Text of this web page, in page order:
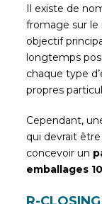
Il existe de
fromage sur le
objectif
longtemps
chaque type
propres
Cependant,
qui devrait
concevoir un
emballages